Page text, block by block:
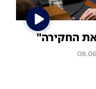
החקירה"